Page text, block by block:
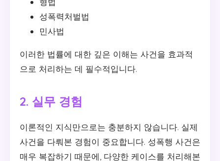
성폭력처벌법
민사법
이러한 법률에 대한 깊은 이해는 사건을 효과적
으로 처리하는 데 필수적입니다.
2. 실무 경험
이론적인 지식만으로는 충분하지 않습니다. 실제
사건을 다뤄본 경험이 중요합니다. 성폭행 사건은
매우 복잡하기 때문에, 다양한 케이스를 처리해본